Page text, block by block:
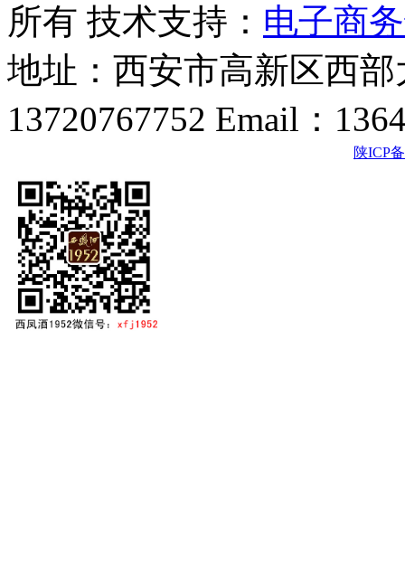
所有 技术支持： 电子商
地址：西安市高新区西
13720767752 Email：
陕ICP